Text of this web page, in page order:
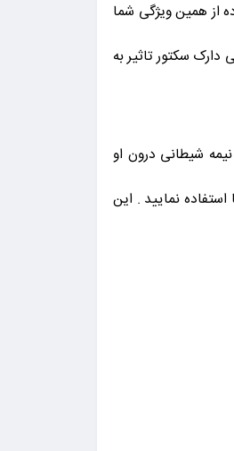
از همین ویژگی شما
سکتور تاثیر به
شیطانی درون او
نمایید . این